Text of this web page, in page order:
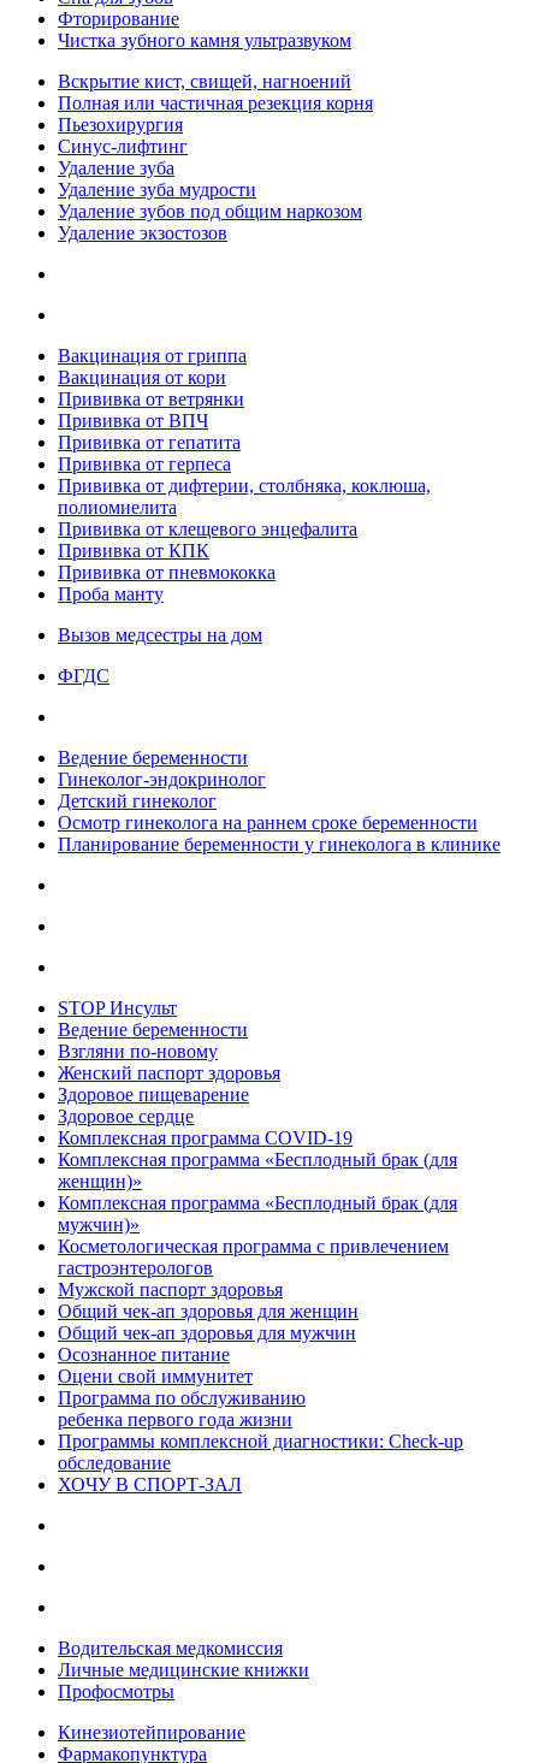
Фторирование
Чистка зубного камня ультразвуком
Вскрытие кист, свищей, нагноений
Полная или частичная резекция корня
Пьезохирургия
Синус-лифтинг
Удаление зуба
Удаление зуба мудрости
Удаление зубов под общим наркозом
Удаление экзостозов
Вакцинация от гриппа
Вакцинация от кори
Прививка от ветрянки
Прививка от ВПЧ
Прививка от гепатита
Прививка от герпеса
Прививка от дифтерии, столбняка, коклюша,
полиомиелита
Прививка от клещевого энцефалита
Прививка от КПК
Прививка от пневмококка
Проба манту
Вызов медсестры на дом
ФГДС
Ведение беременности
Гинеколог-эндокринолог
Детский гинеколог
Осмотр гинеколога на раннем сроке беременности
Планирование беременности у гинеколога в клинике
STOP Инсульт
Ведение беременности
Взгляни по-новому
Женский паспорт здоровья
Здоровое пищеварение
Здоровое сердце
Комплексная программа COVID-19
Комплексная программа «Бесплодный брак (для
женщин)»
Комплексная программа «Бесплодный брак (для
мужчин)»
Косметологическая программа с привлечением
гастроэнтерологов
Мужской паспорт здоровья
Общий чек-ап здоровья для женщин
Общий чек-ап здоровья для мужчин
Осознанное питание
Оцени свой иммунитет
Программа по обслуживанию
ребенка первого года жизни
Программы комплексной диагностики: Check-up
обследование
ХОЧУ В CПОРТ-ЗАЛ
Водительская медкомиссия
Личные медицинские книжки
Профосмотры
Кинезиотейпирование
Фармакопунктура